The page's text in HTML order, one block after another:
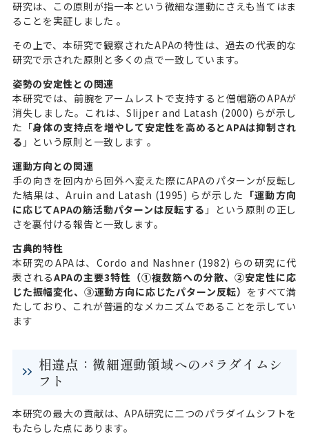
研究は、この原則が指一本という微細な運動にさえも当てはま
ることを実証しました 。
その上で、本研究で観察されたAPAの特性は、過去の代表的な
研究で示された原則と多くの点で一致しています。
姿勢の安定性との関連
本研究では、前腕をアームレストで支持すると僧帽筋のAPAが
消失しました。これは、Slijper and Latash (2000) らが示し
た「身体の支持点を増やして安定性を高めるとAPAは抑制され
る 」という原則と一致します 。
運動方向との関連
手の向きを回内から回外へ変えた際にAPAのパターンが反転し
た結果は、Aruin and Latash (1995) らが示した 「運動方向
に応じてAPAの筋活動パターンは反転する 」という原則の正し
さを裏付ける報告と一致します。
古典的特性
本研究のAPAは、Cordo and Nashner (1982) らの研究に代
表されるAPAの主要3特性（①複数筋への分散、②安定性に応
じた振幅変化、③運動方向に応じたパターン反転） をすべて満
たしており、これが普遍的なメカニズムであることを示してい
ます
相違点：微細運動領域へのパラダイムシ
フト
本研究の最大の貢献は、APA研究に二つのパラダイムシフトを
もたらした点にあります。